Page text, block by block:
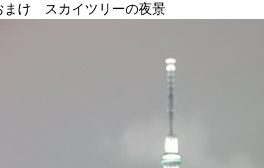
まけ スカイツリーの夜景